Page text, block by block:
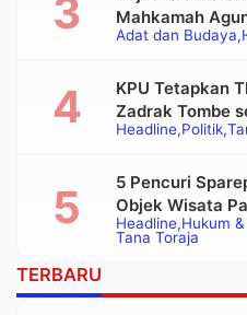
Adat dan Budaya
Mahkamah
Alat Berat pada
Headline Politik
KPU Tetapkan
Zadrak Tombe
Bupati Tana
Headline Hukum
Tana Toraja
5 Pencuri
Objek Wisata
Polisi
TERBARU